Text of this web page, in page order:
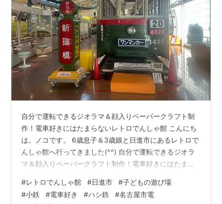
自分で運転できるジオラマ＆顔入りペーパークラフト制
作！電車好きにはたまらないレトロでんしゃ館 こんにち
は。ノコです。 6歳息子＆3歳娘と日進市にあるレトロで
んしゃ館へ行ってきました(^^) 自分で運転できるジオラ
マ＆顔入りペーパークラフト制作！電車好きにはたまら
てみた 貴重な市電の車両展示 自分で動かせる！鉄道模型
ジオラマにドはまり 列車の運転シミュレータもできる！
#レトロでんしゃ館 #日進市 #子どもの遊び場
#小鉄 #電車好き #ハシ鉄 #名古屋市電